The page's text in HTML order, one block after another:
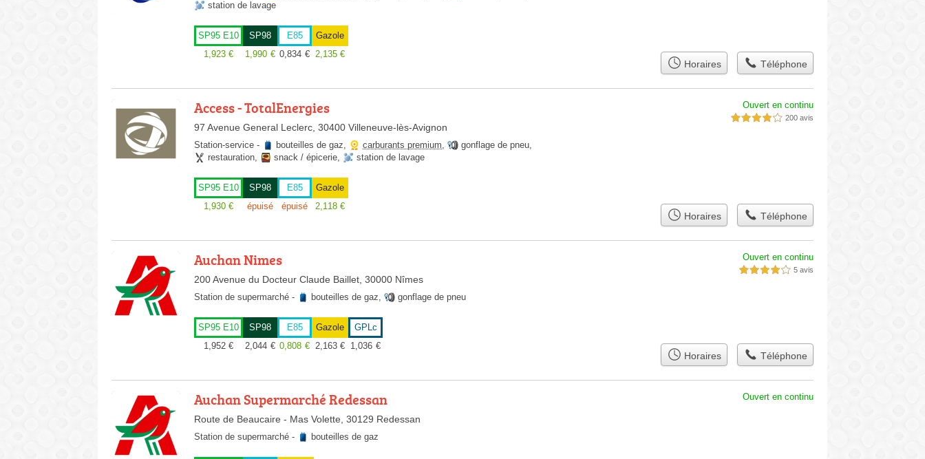
station de lavage
SP95 E10
1,923 €
SP98
1,990 €
E85
0,834 €
Gazole
2,135 €
Horaires Téléphone
Access - TotalEnergies
97 Avenue General Leclerc, 30400 Villeneuve-lès-Avignon
Ouvert en continu
4,0 étoiles sur 5 200 avis
Station-service - bouteilles de gaz, carburants premium, gonflage de pneu,
restauration, snack / épicerie, station de lavage
SP95 E10
1,930 €
SP98
épuisé
E85
épuisé
Gazole
2,118 €
Horaires Téléphone
Auchan Nimes
200 Avenue du Docteur Claude Baillet, 30000 Nîmes
Ouvert en continu
4,0 étoiles sur 5 5 avis
Station de supermarché - bouteilles de gaz, gonflage de pneu
SP95 E10
1,952 €
SP98
2,044 €
E85
0,808 €
Gazole
2,163 €
GPLc
1,036 €
Horaires Téléphone
Auchan Supermarché Redessan
Route de Beaucaire - Mas Volette, 30129 Redessan
Ouvert en continu
Station de supermarché - bouteilles de gaz